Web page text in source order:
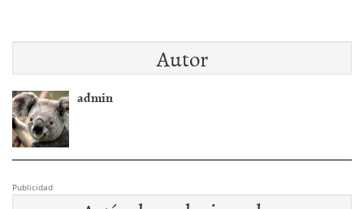
Autor
admin
Publicidad